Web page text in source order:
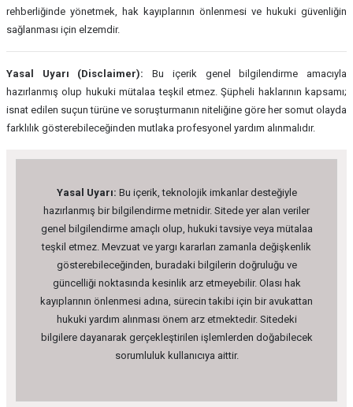
rehberliğinde yönetmek, hak kayıplarının önlenmesi ve hukuki güvenliğin
sağlanması için elzemdir.
Yasal Uyarı (Disclaimer): Bu içerik genel bilgilendirme amacıyla
hazırlanmış olup hukuki mütalaa teşkil etmez. Şüpheli haklarının kapsamı;
isnat edilen suçun türüne ve soruşturmanın niteliğine göre her somut olayda
farklılık gösterebileceğinden mutlaka profesyonel yardım alınmalıdır.
Yasal Uyarı: Bu içerik, teknolojik imkanlar desteğiyle
hazırlanmış bir bilgilendirme metnidir. Sitede yer alan veriler
genel bilgilendirme amaçlı olup, hukuki tavsiye veya mütalaa
teşkil etmez. Mevzuat ve yargı kararları zamanla değişkenlik
gösterebileceğinden, buradaki bilgilerin doğruluğu ve
güncelliği noktasında kesinlik arz etmeyebilir. Olası hak
kayıplarının önlenmesi adına, sürecin takibi için bir avukattan
hukuki yardım alınması önem arz etmektedir. Sitedeki
bilgilere dayanarak gerçekleştirilen işlemlerden doğabilecek
sorumluluk kullanıcıya aittir.